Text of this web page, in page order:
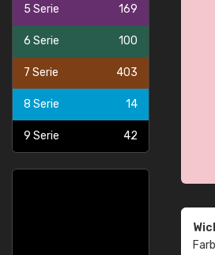
5 Serie 169
6 Serie 100
7 Serie 403
8 Serie 14
9 Serie 42